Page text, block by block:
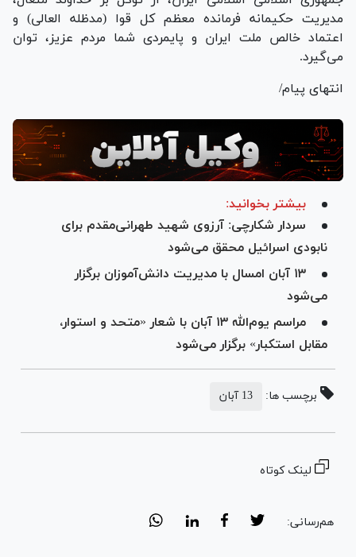
مدیریت حکیمانه فرمانده معظم کل قوا (مدظله العالی) و
اعتماد خالص ملت ایران و پایمردی شما مردم عزیز، توان
می‌گیرد.
انتهای پیام/
بیشتر بخوانید:
سردار شکارچی: آرزوی شهید طهرانی‌مقدم برای
نابودی اسرائیل محقق می‌شود
۱۳ آبان امسال با مدیریت دانش‌آموزان برگزار
می‌شود
مراسم یوم‌الله ۱۳ آبان با شعار «متحد و استوار،
مقابل استکبار» برگزار می‌شود
برچسب ها: 13 آبان
لینک کوتاه
هم‌رسانی: